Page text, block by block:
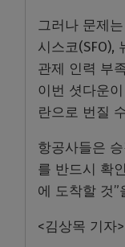
그러나 문제
시스코(SFO),
관제 인력 부
이번 셧다운
란으로 번질
항공사들은
를 반드시 확
에 도착할 것”
<김상목 기자>